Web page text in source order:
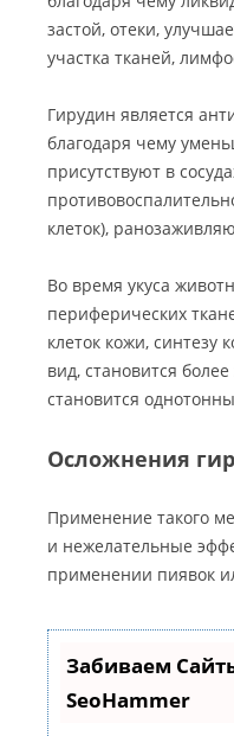
застой, отеки,
участка тканей,
Гирудин является
благодаря чему
присутствуют в
клеток),
Во время укуса
периферических
клеток кожи, синтезу
вид, становится
становится
Осложнения
Применение такого
и нежелательные
применении пиявок
Забиваем
SeoHammer